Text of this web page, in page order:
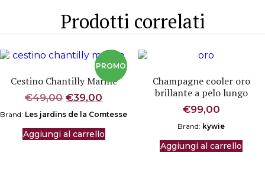
Prodotti correlati
Cestino Chantilly Marine
€49,00 Il
prezzo
originale
era:
€39,00
prezzo
attuale
è:
Brand: Les jardins de la Comtesse
Aggiungi al carrello
Champagne cooler oro
brillante a pelo lungo
€99,00
Brand: kywie
Aggiungi al carrello